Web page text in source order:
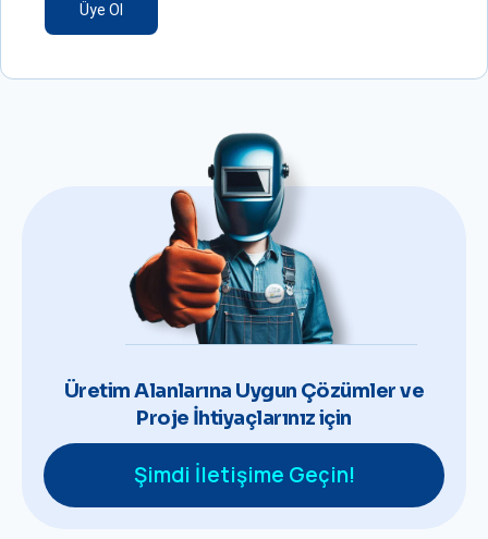
Üye Ol
Üretim Alanlarına Uygun Çözümler ve
Proje İhtiyaçlarınız için
Şimdi İletişime Geçin!